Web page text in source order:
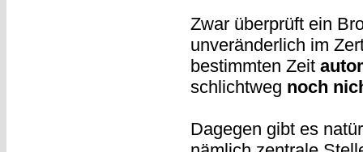
Zwar überprüft ein
unveränderlich im
bestimmten Zeit
schlichtweg noch
Dagegen gibt es